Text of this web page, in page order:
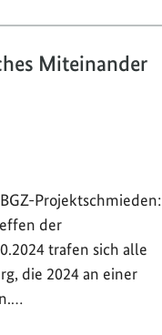
Miteinander
Projektschmieden:
der
trafen sich alle
die 2024 an einer